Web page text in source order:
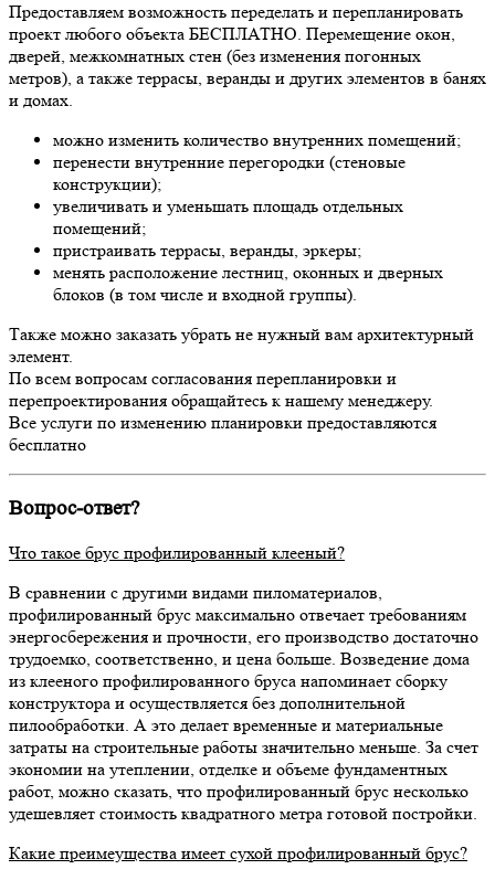
Предоставляем возможность переделать и перепланировать
проект любого объекта БЕСПЛАТНО. Перемещение окон,
дверей, межкомнатных стен (без изменения погонных
метров), а также террасы, веранды и других элементов в банях
и домах.
можно изменить количество внутренних помещений;
перенести внутренние перегородки (стеновые
конструкции);
увеличивать и уменьшать площадь отдельных
помещений;
пристраивать террасы, веранды, эркеры;
менять расположение лестниц, оконных и дверных
блоков (в том числе и входной группы).
Также можно заказать убрать не нужный вам архитектурный
элемент.
По всем вопросам согласования перепланировки и
перепроектирования обращайтесь к нашему менеджеру.
Все услуги по изменению планировки предоставляются
бесплатно
Вопрос-ответ?
Что такое брус профилированный клееный?
В сравнении с другими видами пиломатериалов,
профилированный брус максимально отвечает требованиям
энергосбережения и прочности, его производство достаточно
трудоемко, соответственно, и цена больше. Возведение дома
из клееного профилированного бруса напоминает сборку
конструктора и осуществляется без дополнительной
пилообработки. А это делает временные и материальные
затраты на строительные работы значительно меньше. За счет
экономии на утеплении, отделке и объеме фундаментных
работ, можно сказать, что профилированный брус несколько
удешевляет стоимость квадратного метра готовой постройки.
Какие преимеущества имеет сухой профилированный брус?